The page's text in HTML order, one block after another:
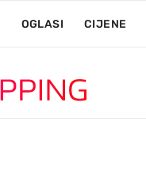
OGLASI CIJENE